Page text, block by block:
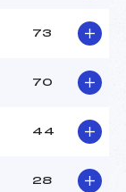
73
70
44
28